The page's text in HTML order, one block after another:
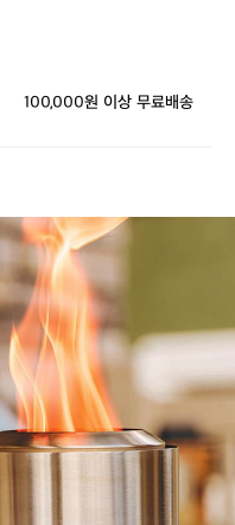
100,000원 이상 무료배송